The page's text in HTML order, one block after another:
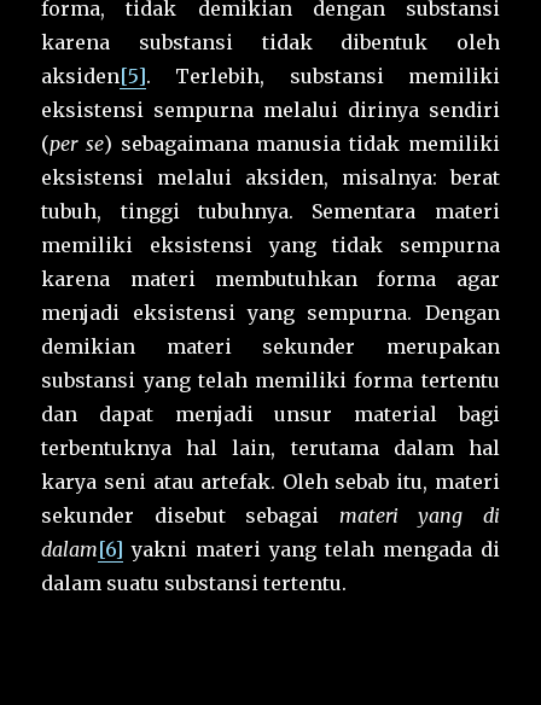
forma, tidak demikian dengan substansi
karena substansi tidak dibentuk oleh
aksiden[5]. Terlebih, substansi memiliki
eksistensi sempurna melalui dirinya sendiri
(per se) sebagaimana manusia tidak memiliki
eksistensi melalui aksiden, misalnya: berat
tubuh, tinggi tubuhnya. Sementara materi
memiliki eksistensi yang tidak sempurna
karena materi membutuhkan forma agar
menjadi eksistensi yang sempurna. Dengan
demikian materi sekunder merupakan
substansi yang telah memiliki forma tertentu
dan dapat menjadi unsur material bagi
terbentuknya hal lain, terutama dalam hal
karya seni atau artefak. Oleh sebab itu, materi
sekunder disebut sebagai materi yang di
dalam[6] yakni materi yang telah mengada di
dalam suatu substansi tertentu.